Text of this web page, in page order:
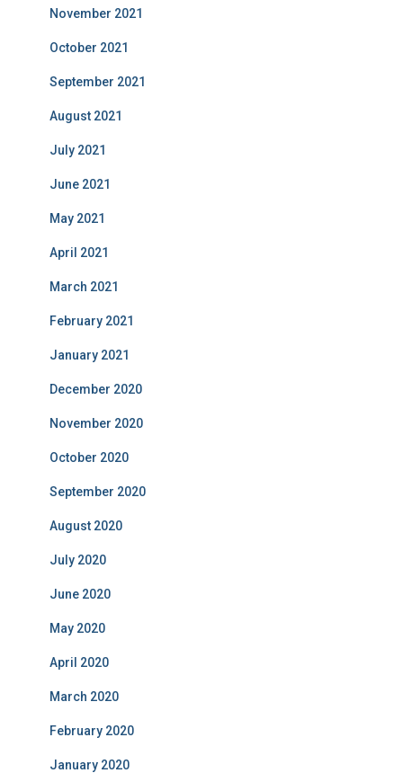
November 2021
October 2021
September 2021
August 2021
July 2021
June 2021
May 2021
April 2021
March 2021
February 2021
January 2021
December 2020
November 2020
October 2020
September 2020
August 2020
July 2020
June 2020
May 2020
April 2020
March 2020
February 2020
January 2020